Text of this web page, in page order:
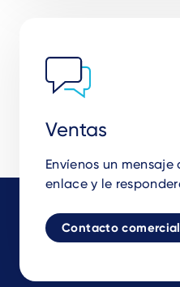
Ventas
Envíenos un
enlace y le
Contacto comercial